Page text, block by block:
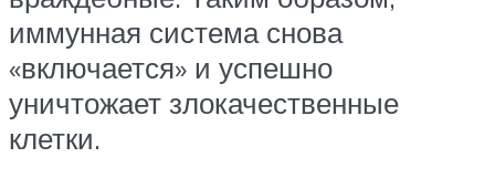
иммунная система снова
«включается» и успешно
уничтожает злокачественные
клетки.